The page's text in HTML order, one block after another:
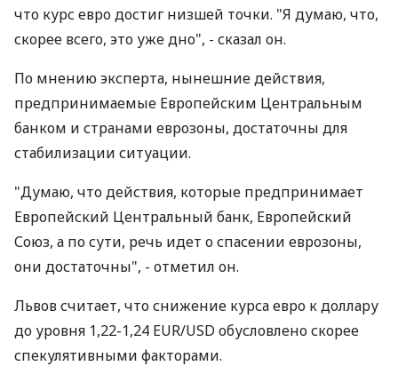
что курс евро достиг низшей точки. "Я думаю, что,
скорее всего, это уже дно", - сказал он.
По мнению эксперта, нынешние действия,
предпринимаемые Европейским Центральным
банком и странами еврозоны, достаточны для
стабилизации ситуации.
"Думаю, что действия, которые предпринимает
Европейский Центральный банк, Европейский
Союз, а по сути, речь идет о спасении еврозоны,
они достаточны", - отметил он.
Львов считает, что снижение курса евро к доллару
до уровня 1,22-1,24 EUR/USD обусловлено скорее
спекулятивными факторами.